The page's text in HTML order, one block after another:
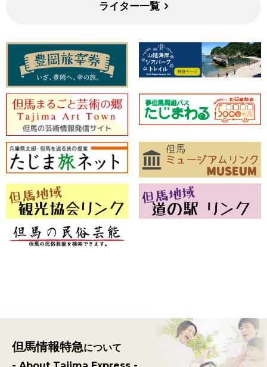
ライター一覧
但馬情報特急について